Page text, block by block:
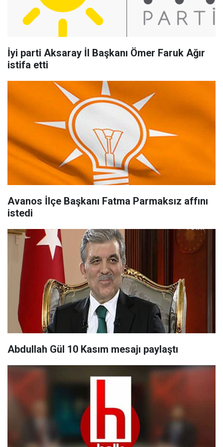
İyi parti Aksaray İl Başkanı Ömer Faruk Ağır
istifa etti
Avanos İlçe Başkanı Fatma Parmaksız affını
istedi
Abdullah Gül 10 Kasım mesajı paylaştı